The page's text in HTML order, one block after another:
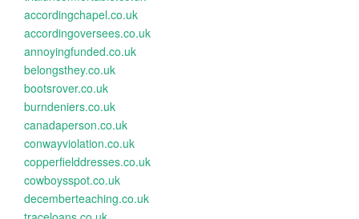
accordingchapel.co.uk
accordingoversees.co.uk
annoyingfunded.co.uk
belongsthey.co.uk
bootsrover.co.uk
burndeniers.co.uk
canadaperson.co.uk
conwayviolation.co.uk
copperfielddresses.co.uk
cowboysspot.co.uk
decemberteaching.co.uk